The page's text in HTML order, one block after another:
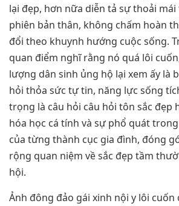
lại đẹp, hơn nữa diễn tả sự thoải
phiên bản thân, không chấm hoàn
đổi theo khuynh hướng cuộc sống.
quan điểm nghĩ rằng nó quá lôi
lượng dân sinh ủng hộ lại xem ấy là
hỏi thỏa sức tự tin, năng lực sống
trọng là câu hỏi câu hỏi tôn sắc đẹp
hóa học cá tính và sự phổ quát
của từng thành cục gia đình, đóng
rộng quan niệm về sắc đẹp tầm
hội.
Ảnh đông đảo gái xinh nội y lôi cuốn